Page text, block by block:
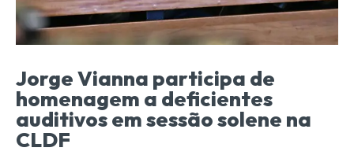
Jorge Vianna participa de
homenagem a deficientes
auditivos em sessão solene na
CLDF